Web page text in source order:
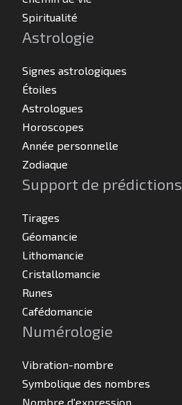
Spiritualité
Astrologie
Signes astrologiques
Étoiles
Astrologues
Horoscopes
Année personnelle
Zodiaque
Support de prédictions
Tirages
Géomancie
Lithomancie
Cristallomancie
Runes
Cafédomancie
Numérologie
Vibration-nombre
Symbolique des nombres
Nombre d'expression